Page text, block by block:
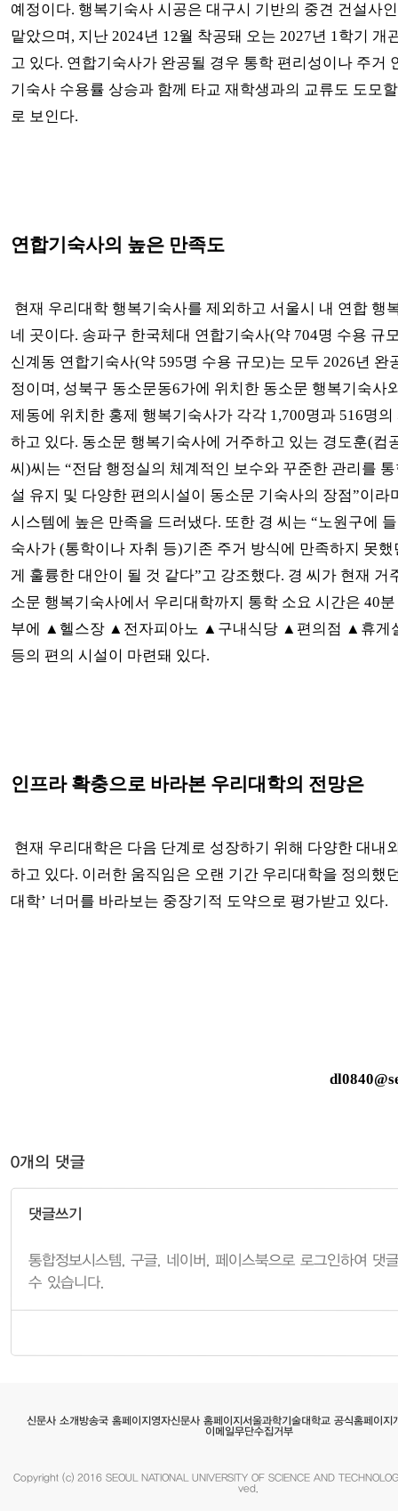
예정이다. 행복기숙사 시공은 대구시 기반의 중견 건설사
맡았으며, 지난 2024년 12월 착공돼 오는 2027년 1학기 개
고 있다. 연합기숙사가 완공될 경우 통학 편리성이나 주거
기숙사 수용률 상승과 함께 타교 재학생과의 교류도 도모
로 보인다.
연합기숙사의 높은 만족도
현재 우리대학 행복기숙사를 제외하고 서울시 내 연합 행
네 곳이다. 송파구 한국체대 연합기숙사(약 704명 수용 규
신계동 연합기숙사(약 595명 수용 규모)는 모두 2026년 완
정이며, 성북구 동소문동6가에 위치한 동소문 행복기숙사
제동에 위치한 홍제 행복기숙사가 각각 1,700명과 516명
하고 있다. 동소문 행복기숙사에 거주하고 있는 경도훈(컴
씨)씨는 “전담 행정실의 체계적인 보수와 꾸준한 관리를
설 유지 및 다양한 편의시설이 동소문 기숙사의 장점”이라
시스템에 높은 만족을 드러냈다. 또한 경 씨는 “노원구에
숙사가 (통학이나 자취 등)기존 주거 방식에 만족하지 못
게 훌륭한 대안이 될 것 같다”고 강조했다. 경 씨가 현재 거
소문 행복기숙사에서 우리대학까지 통학 소요 시간은 40
부에 ▲헬스장 ▲전자피아노 ▲구내식당 ▲편의점 ▲휴게
등의 편의 시설이 마련돼 있다.
인프라 확충으로 바라본 우리대학의 전망은
현재 우리대학은 다음 단계로 성장하기 위해 다양한 대내
하고 있다. 이러한 움직임은 오랜 기간 우리대학을 정의했
대학’ 너머를 바라보는 중장기적 도약으로 평가받고 있다.
0개의 댓글
댓글쓰기
신문사 소개방송국 홈페이지영자신문사 홈페이지서울과학기술대학교 공식홈페이지
이메일무단수집거부
Copyright (c) 2016 SEOUL NATIONAL UNIVERSITY OF SCIENCE AND
ved.